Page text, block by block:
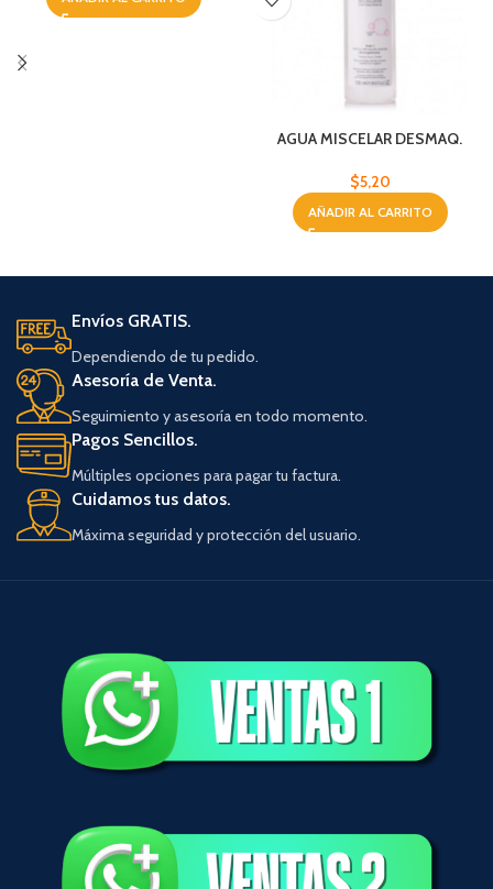
AGUA MISCELAR DESMAQ.
$5,20
AÑADIR AL CARRITO
Envíos GRATIS.
Dependiendo de tu pedido.
Asesoría de Venta.
Seguimiento y asesoría en todo momento.
Pagos Sencillos.
Múltiples opciones para pagar tu factura.
Cuidamos tus datos.
Máxima seguridad y protección del usuario.